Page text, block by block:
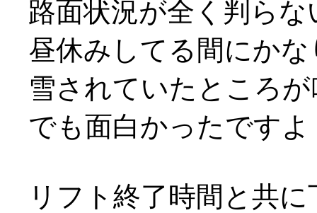
路面状況が全く判ら
昼休みしてる間にか
雪されていたところ
でも面白かったですよ
リフト終了時間と共に